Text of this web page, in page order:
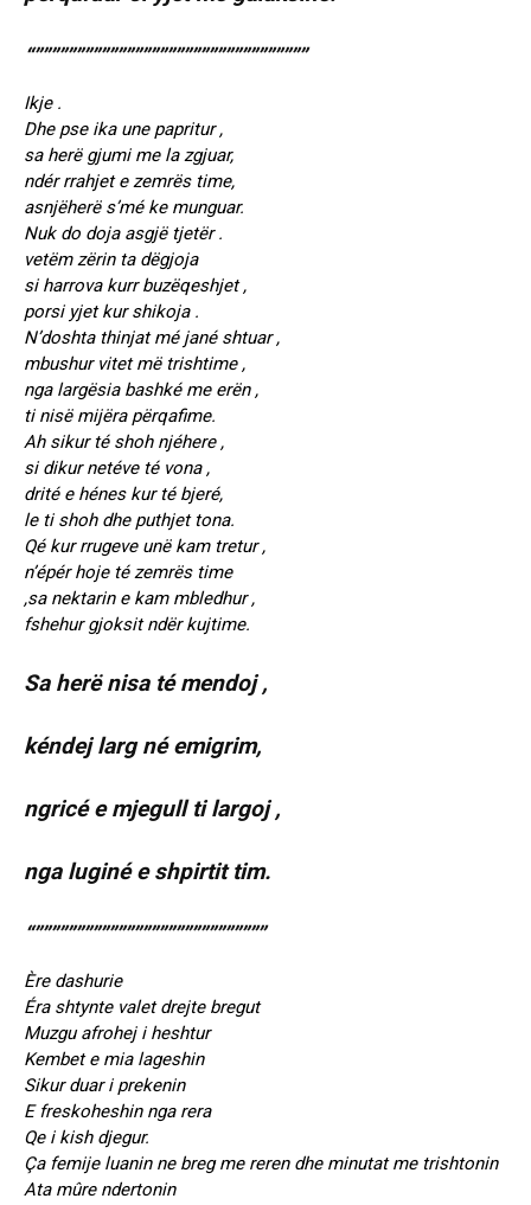
“”””””””””””””””””””””””””””””””””
Ikje .
Dhe pse ika une papritur ,
sa herë gjumi me la zgjuar,
ndér rrahjet e zemrës time,
asnjëherë s’mé ke munguar.
Nuk do doja asgjë tjetër .
vetëm zërin ta dëgjoja
si harrova kurr buzëqeshjet ,
porsi yjet kur shikoja .
N’doshta thinjat mé jané shtuar ,
mbushur vitet më trishtime ,
nga largësia bashké me erën ,
ti nisë mijëra përqafime.
Ah sikur té shoh njéhere ,
si dikur netéve té vona ,
drité e hénes kur té bjeré,
le ti shoh dhe puthjet tona.
Qé kur rrugeve unë kam tretur ,
n’épér hoje té zemrës time
,sa nektarin e kam mbledhur ,
fshehur gjoksit ndër kujtime.
Sa herë nisa té mendoj ,
kéndej larg né emigrim,
ngricé e mjegull ti largoj ,
nga luginé e shpirtit tim.
“””””””””””””””””””””””””””””
Ère dashurie
Éra shtynte valet drejte bregut
Muzgu afrohej i heshtur
Kembet e mia lageshin
Sikur duar i prekenin
E freskoheshin nga rera
Qe i kish djegur.
Ça femije luanin ne breg me reren dhe minutat me trishtonin
Ata mûre ndertonin